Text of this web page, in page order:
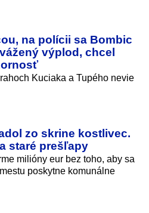
na polícii sa Bombic
výplod, chcel
Kuciaka a Tupého nevie
zo skrine kostlivec.
staré prešľapy
milióny eur bez toho, aby sa
poskytne komunálne